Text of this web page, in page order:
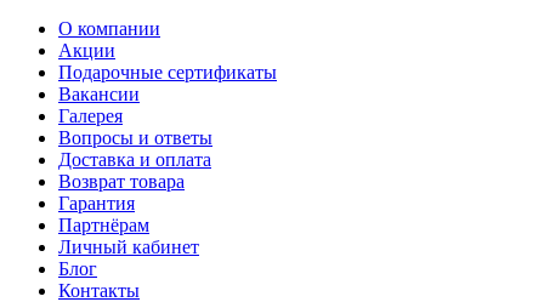
О компании
Акции
Подарочные сертификаты
Вакансии
Галерея
Вопросы и ответы
Доставка и оплата
Возврат товара
Гарантия
Партнёрам
Личный кабинет
Блог
Контакты